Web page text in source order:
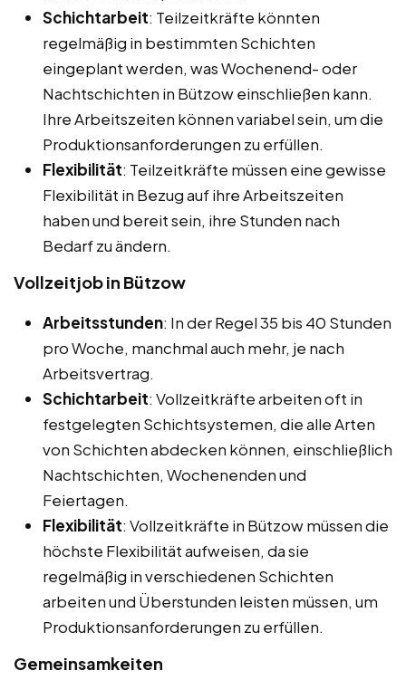
Schichtarbeit: Teilzeitkräfte könnten
regelmäßig in bestimmten Schichten
eingeplant werden, was Wochenend- oder
Nachtschichten in Bützow einschließen kann.
Ihre Arbeitszeiten können variabel sein, um die
Produktionsanforderungen zu erfüllen.
Flexibilität: Teilzeitkräfte müssen eine gewisse
Flexibilität in Bezug auf ihre Arbeitszeiten
haben und bereit sein, ihre Stunden nach
Bedarf zu ändern.
Vollzeitjob in Bützow
Arbeitsstunden: In der Regel 35 bis 40 Stunden
pro Woche, manchmal auch mehr, je nach
Arbeitsvertrag.
Schichtarbeit: Vollzeitkräfte arbeiten oft in
festgelegten Schichtsystemen, die alle Arten
von Schichten abdecken können, einschließlich
Nachtschichten, Wochenenden und
Feiertagen.
Flexibilität: Vollzeitkräfte in Bützow müssen die
höchste Flexibilität aufweisen, da sie
regelmäßig in verschiedenen Schichten
arbeiten und Überstunden leisten müssen, um
Produktionsanforderungen zu erfüllen.
Gemeinsamkeiten